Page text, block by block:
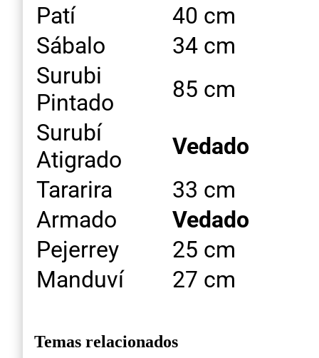
Patí
40 cm
Sábalo
34 cm
Surubi
Pintado
85 cm
Surubí
Atigrado
Vedado
Tararira
33 cm
Armado
Vedado
Pejerrey
25 cm
Manduví
27 cm
Temas relacionados